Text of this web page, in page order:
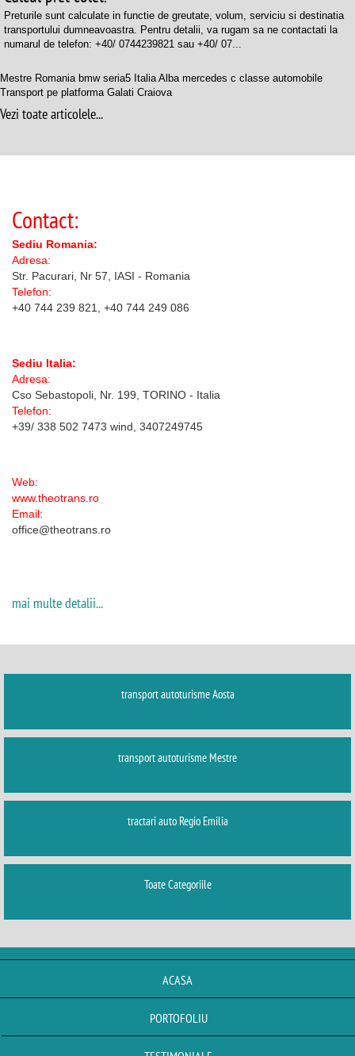
Preturile sunt calculate in functie de greutate, volum, serviciu si destinatia
transportului dumneavoastra. Pentru detalii, va rugam sa ne contactati la
numarul de telefon: +40/ 0744239821 sau +40/ 07...
Mestre Romania bmw seria5 Italia Alba mercedes c classe automobile
Transport pe platforma Galati Craiova
Vezi toate articolele...
Contact:
Sediu Romania:
Adresa:
Str. Pacurari, Nr 57, IASI - Romania
Telefon:
+40 744 239 821, +40 744 249 086
Sediu Italia:
Adresa:
Cso Sebastopoli, Nr. 199, TORINO - Italia
Telefon:
+39/ 338 502 7473 wind, 3407249745
Web:
www.theotrans.ro
Email:
office@theotrans.ro
mai multe detalii...
transport autoturisme Aosta
transport autoturisme Mestre
tractari auto Regio Emilia
Toate Categoriile
ACASA
PORTOFOLIU